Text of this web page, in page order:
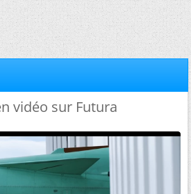
vidéo sur Futura